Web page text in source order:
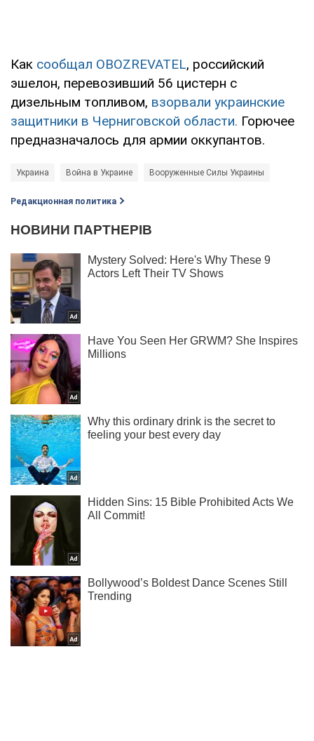
Как сообщал OBOZREVATEL, российский
эшелон, перевозивший 56 цистерн с
дизельным топливом, взорвали украинские
защитники в Черниговской области. Горючее
предназначалось для армии оккупантов.
Украина Война в Украине Вооруженные Силы Украины
Редакционная политика